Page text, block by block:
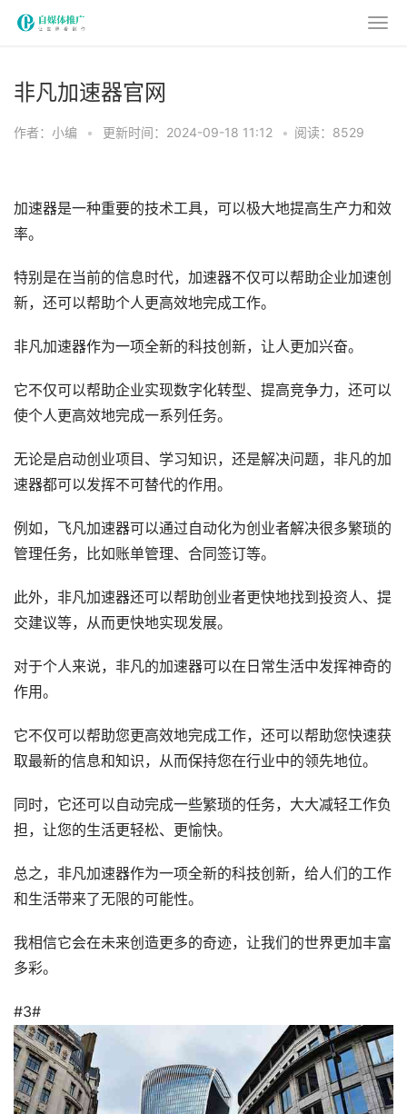
非凡加速器官网
作者：小编 • 更新时间：2024-09-18 11:12 • 阅读：8529
加速器是一种重要的技术工具，可以极大地提高生产力和效
率。
特别是在当前的信息时代，加速器不仅可以帮助企业加速创
新，还可以帮助个人更高效地完成工作。
非凡加速器作为一项全新的科技创新，让人更加兴奋。
它不仅可以帮助企业实现数字化转型、提高竞争力，还可以
使个人更高效地完成一系列任务。
无论是启动创业项目、学习知识，还是解决问题，非凡的加
速器都可以发挥不可替代的作用。
例如，飞凡加速器可以通过自动化为创业者解决很多繁琐的
管理任务，比如账单管理、合同签订等。
此外，非凡加速器还可以帮助创业者更快地找到投资人、提
交建议等，从而更快地实现发展。
对于个人来说，非凡的加速器可以在日常生活中发挥神奇的
作用。
它不仅可以帮助您更高效地完成工作，还可以帮助您快速获
取最新的信息和知识，从而保持您在行业中的领先地位。
同时，它还可以自动完成一些繁琐的任务，大大减轻工作负
担，让您的生活更轻松、更愉快。
总之，非凡加速器作为一项全新的科技创新，给人们的工作
和生活带来了无限的可能性。
我相信它会在未来创造更多的奇迹，让我们的世界更加丰富
多彩。
#3#